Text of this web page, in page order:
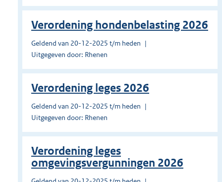
Verordening hondenbelasting 2026
Geldend van 20-12-2025 t/m heden
Uitgegeven door: Rhenen
Verordening leges 2026
Geldend van 20-12-2025 t/m heden
Uitgegeven door: Rhenen
Verordening leges
omgevingsvergunningen 2026